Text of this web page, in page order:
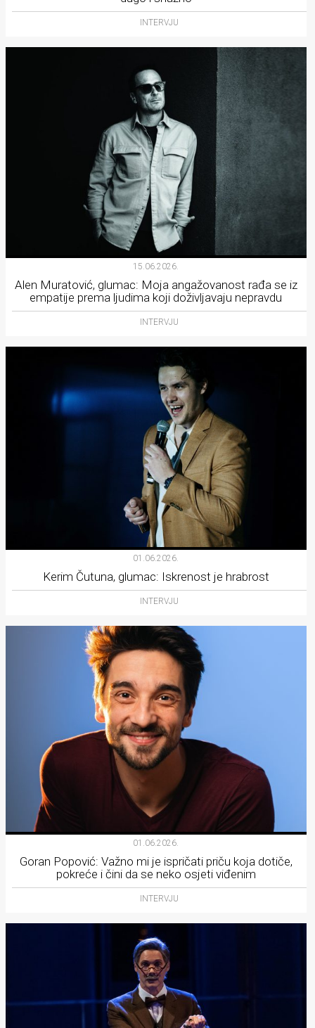
INTERVJU
15.06.2026.
Alen Muratović, glumac: Moja angažovanost rađa se iz
empatije prema ljudima koji doživljavaju nepravdu
INTERVJU
01.06.2026.
Kerim Čutuna, glumac: Iskrenost je hrabrost
INTERVJU
01.06.2026.
Goran Popović: Važno mi je ispričati priču koja dotiče,
pokreće i čini da se neko osjeti viđenim
INTERVJU